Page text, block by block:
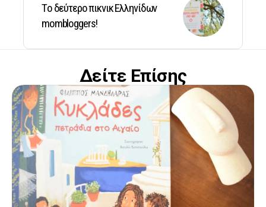
Tο δεύτερο πικνικ Ελληνίδων
mombloggers!
Δείτε Επίσης